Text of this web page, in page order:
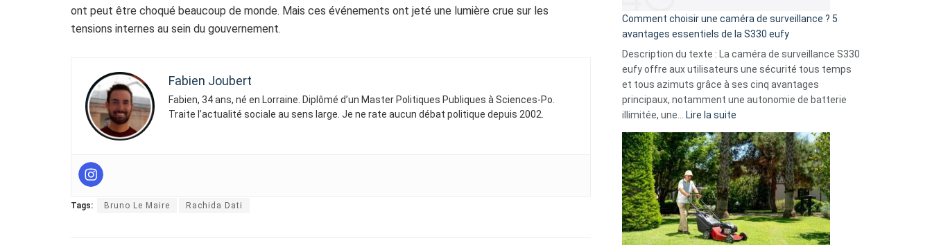
ont peut être choqué beaucoup de monde. Mais ces événements ont jeté une lumière crue sur les
tensions internes au sein du gouvernement.
Fabien Joubert
Fabien, 34 ans, né en Lorraine. Diplômé d’un Master Politiques Publiques à Sciences-Po.
Traite l’actualité sociale au sens large. Je ne rate aucun débat politique depuis 2002.
Tags: Bruno Le Maire Rachida Dati
16
milliards
données
menace
Facebook,
Telegram
GitHub
Comment choisir une caméra de surveillance ? 5
avantages essentiels de la S330 eufy
Description du texte : La caméra de surveillance S330
eufy offre aux utilisateurs une sécurité tous temps
et tous azimuts grâce à ses cinq avantages
principaux, notamment une autonomie de batterie
illimitée, une… Lire la suite
Comment
choisir
une
caméra
de
surveillance
?
5